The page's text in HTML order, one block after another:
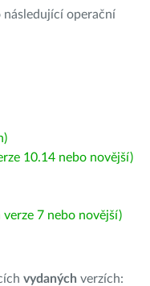
následující operační
10.14 nebo novější)
7 nebo novější)
vydaných verzích: